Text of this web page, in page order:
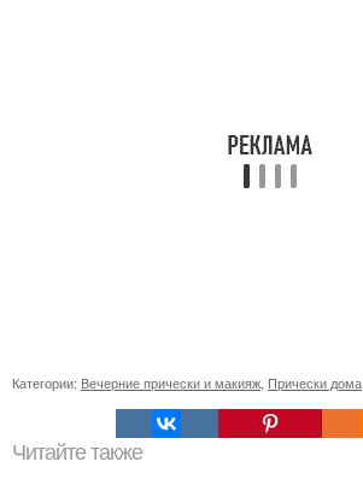
Категории: Вечерние прически и макияж Прически дома
Читайте также